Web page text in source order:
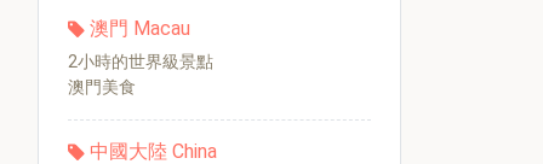
澳門 Macau
2小時的世界級景點
澳門美食
中國大陸 China